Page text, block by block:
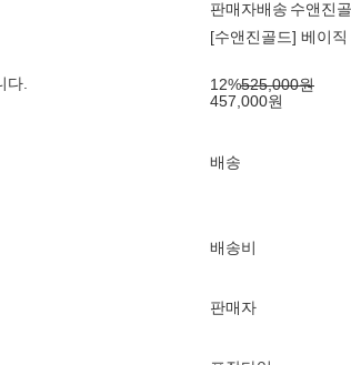
다.
판매자배송 수앤진
[수앤진골드] 베이
12%525,000원
457,000원
배송
배송비
판매자